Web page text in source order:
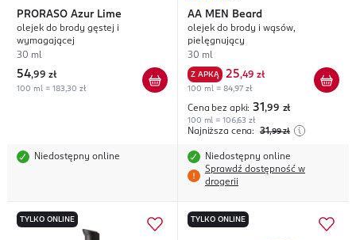
PRORASO Azur Lime
olejek do brody gęstej i
wymagającej
30 ml
54,99 zł
100 ml = 183,30 zł
Niedostępny online
AA MEN Beard
olejek do brody i wąsów,
pielęgnujący
30 ml
Z APKĄ 25,49 zł
100 ml = 84,97 zł
Cena bez apki: 31 ,99 zł
100 ml = 106,63 zł
Najniższa cena: 31,99 zł
Niedostępny online
Sprawdź dostępność w
drogerii
TYLKO ONLINE TYLKO ONLINE